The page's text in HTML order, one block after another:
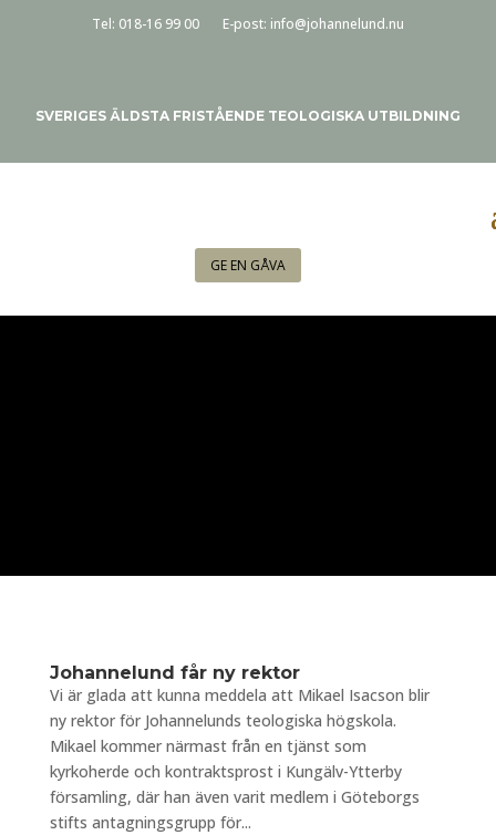
Tel: 018-16 99 00 E-post: info@johannelund.nu
SVERIGES ÄLDSTA FRISTÅENDE TEOLOGISKA UTBILDNING
GE EN GÅVA
Johannelund får ny rektor
Vi är glada att kunna meddela att Mikael Isacson blir
ny rektor för Johannelunds teologiska högskola.
Mikael kommer närmast från en tjänst som
kyrkoherde och kontraktsprost i Kungälv-Ytterby
församling, där han även varit medlem i Göteborgs
stifts antagningsgrupp för...